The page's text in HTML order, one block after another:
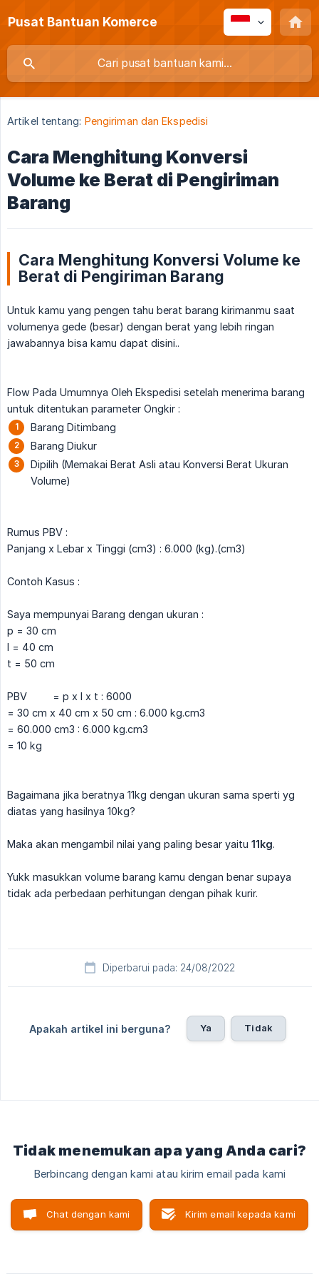
Pusat Bantuan Komerce
Artikel tentang: Pengiriman dan Ekspedisi
Cara Menghitung Konversi
Volume ke Berat di Pengiriman
Barang
Cara Menghitung Konversi Volume ke
Berat di Pengiriman Barang
Untuk kamu yang pengen tahu berat barang kirimanmu saat
volumenya gede (besar) dengan berat yang lebih ringan
jawabannya bisa kamu dapat disini..
Flow Pada Umumnya Oleh Ekspedisi setelah menerima barang
untuk ditentukan parameter Ongkir :
Barang Ditimbang
Barang Diukur
Dipilih (Memakai Berat Asli atau Konversi Berat Ukuran
Volume)
Rumus PBV :
Panjang x Lebar x Tinggi (cm3) : 6.000 (kg).(cm3)
Contoh Kasus :
Saya mempunyai Barang dengan ukuran :
p = 30 cm
l = 40 cm
t = 50 cm
PBV
= p x l x t : 6000
= 30 cm x 40 cm x 50 cm : 6.000 kg.cm3
= 60.000 cm3 : 6.000 kg.cm3
= 10 kg
Bagaimana jika beratnya 11kg dengan ukuran sama sperti yg
diatas yang hasilnya 10kg?
Maka akan mengambil nilai yang paling besar yaitu 11kg.
Yukk masukkan volume barang kamu dengan benar supaya
tidak ada perbedaan perhitungan dengan pihak kurir.
Diperbarui pada: 24/08/2022
Apakah artikel ini berguna? Ya Tidak
Tidak menemukan apa yang Anda cari?
Berbincang dengan kami atau kirim email pada kami
Chat dengan kami Kirim email kepada kami